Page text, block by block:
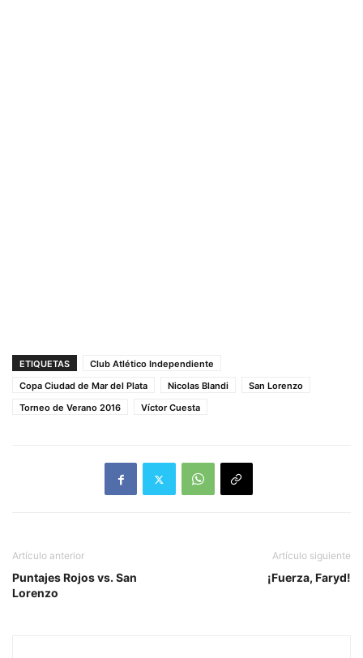
ETIQUETAS
Club Atlético Independiente
Copa Ciudad de Mar del Plata
Nicolas Blandi
San Lorenzo
Torneo de Verano 2016
Víctor Cuesta
Artículo anterior
Puntajes Rojos vs. San
Lorenzo
Artículo siguiente
¡Fuerza, Faryd!